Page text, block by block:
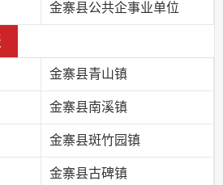
金寨县公共企事业单位
金寨县青山镇
金寨县南溪镇
金寨县斑竹园镇
金寨县古碑镇